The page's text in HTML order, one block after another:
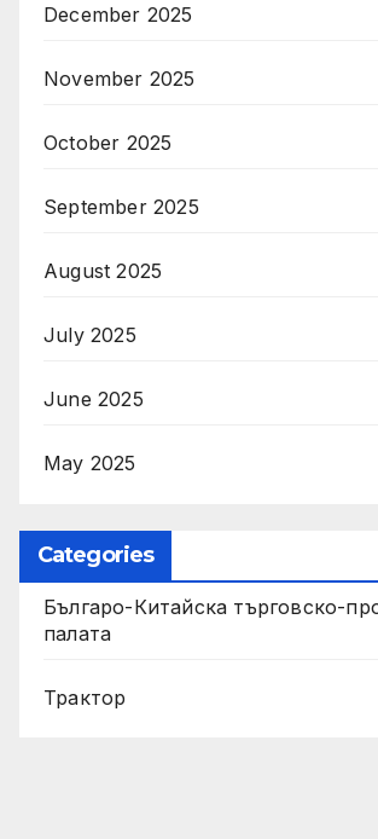
December 2025
November 2025
October 2025
September 2025
August 2025
July 2025
June 2025
May 2025
Categories
Българо-Китайска търговско-
палата
Трактор